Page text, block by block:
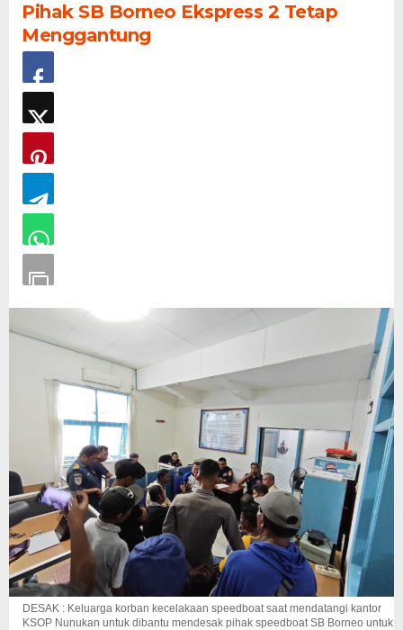
Pihak SB Borneo Ekspress 2 Tetap
Menggantung
DESAK : Keluarga korban kecelakaan speedboat saat mendatangi kantor
KSOP Nunukan untuk dibantu mendesak pihak speedboat SB Borneo untuk